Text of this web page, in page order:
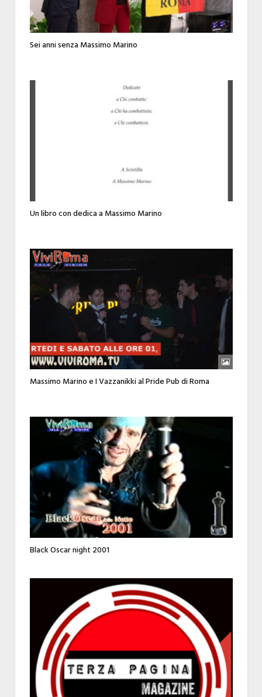
Sei anni senza Massimo Marino
Un libro con dedica a Massimo Marino
Massimo Marino e I Vazzanikki al Pride Pub di Roma
Black Oscar night 2001